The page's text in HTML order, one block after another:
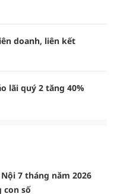
doanh, liên kết
lãi quý 2 tăng 40%
7 tháng năm 2026
con số